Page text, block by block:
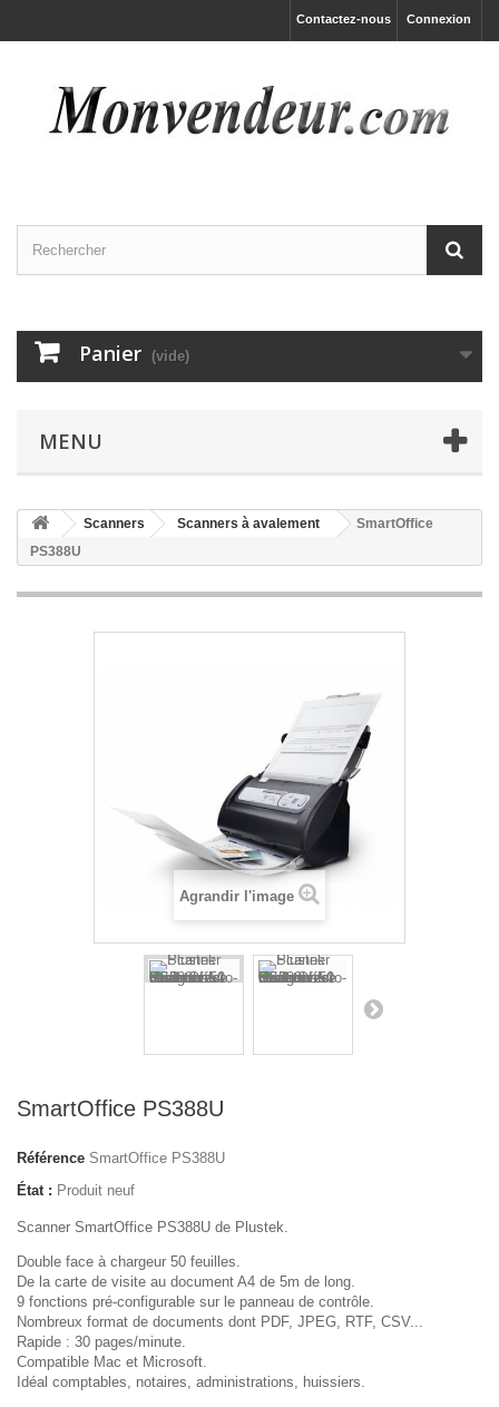
Connexion
Contactez-nous
Panier (vide)
MENU
Scanners Scanners à avalement
SmartOffice
PS388U
Agrandir l'image
SmartOffice PS388U
Référence SmartOffice PS388U
État : Produit neuf
Scanner SmartOffice PS388U de Plustek.
Double face à chargeur 50 feuilles.
De la carte de visite au document A4 de 5m de long.
9 fonctions pré-configurable sur le panneau de contrôle.
Nombreux format de documents dont PDF, JPEG, RTF, CSV...
Rapide : 30 pages/minute.
Compatible Mac et Microsoft.
Idéal comptables, notaires, administrations, huissiers.